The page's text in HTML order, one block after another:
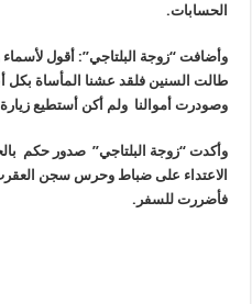
الحسابات.
وأضافت “زوجة البلتاجي”: أقول
طالت السنين فلقد عشنا المأساة بكل
وصودرت أموالنا ولم أكن أستطيع زيارة
فأضررت للسفر.